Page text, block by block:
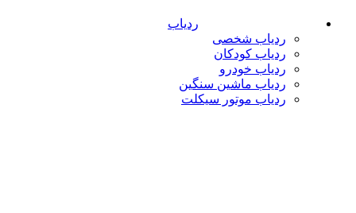
ردیاب
ردیاب شخصی
ردیاب کودکان
ردیاب خودرو
ردیاب ماشین سنگین
ردیاب موتور سیکلت